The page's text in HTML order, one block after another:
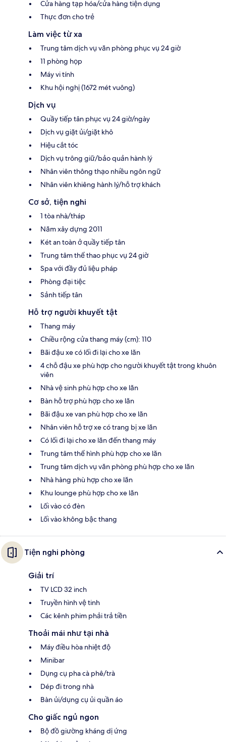
Cửa hàng tạp hóa/cửa hàng tiện dụng
Thực đơn cho trẻ
Làm việc từ xa
Trung tâm dịch vụ văn phòng phục vụ 24 giờ
11 phòng họp
Máy vi tính
Khu hội nghị (1672 mét vuông)
Dịch vụ
Quầy tiếp tân phục vụ 24 giờ/ngày
Dịch vụ giặt ủi/giặt khô
Hiệu cắt tóc
Dịch vụ trông giữ/bảo quản hành lý
Nhân viên thông thạo nhiều ngôn ngữ
Nhân viên khiêng hành lý/hỗ trợ khách
Cơ sở, tiện nghi
1 tòa nhà/tháp
Năm xây dựng 2011
Két an toàn ở quầy tiếp tân
Trung tâm thể thao phục vụ 24 giờ
Spa với đầy đủ liệu pháp
Phòng đại tiệc
Sảnh tiếp tân
Hỗ trợ người khuyết tật
Thang máy
Chiều rộng cửa thang máy (cm): 110
Bãi đậu xe có lối đi lại cho xe lăn
4 chỗ đậu xe phù hợp cho người khuyết tật trong khuôn
viên
Nhà vệ sinh phù hợp cho xe lăn
Bàn hỗ trợ phù hợp cho xe lăn
Bãi đậu xe van phù hợp cho xe lăn
Nhân viên hỗ trợ xe có trang bị xe lăn
Có lối đi lại cho xe lăn đến thang máy
Trung tâm thể hình phù hợp cho xe lăn
Trung tâm dịch vụ văn phòng phù hợp cho xe lăn
Nhà hàng phù hợp cho xe lăn
Khu lounge phù hợp cho xe lăn
Lối vào có đèn
Lối vào không bậc thang
Tiện nghi phòng
Giải trí
TV LCD 32 inch
Truyền hình vệ tinh
Các kênh phim phải trả tiền
Thoải mái như tại nhà
Máy điều hòa nhiệt độ
Minibar
Dụng cụ pha cà phê/trà
Dép đi trong nhà
Bàn ủi/dụng cụ ủi quần áo
Cho giấc ngủ ngon
Bộ đồ giường kháng dị ứng